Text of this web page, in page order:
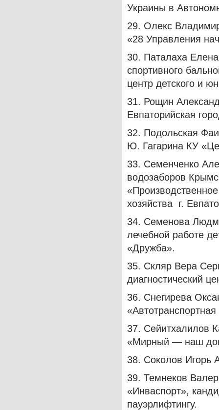
Украины в
29. Олекс
«28 Управления
30. Паталаха
спортивного
центр детского и
31. Рощин
Евпаторийская
32. Подольская
Ю. Гагарина КУ
33. Семенченко
водозаборов
хозяйства г.
34. Семенова
лечебной работе
«Дружба».
35. Скляр Вера
диагностический
36. Снегирева
37. Сейитхалилов
«Мирный — наш
38. Соколов Игорь
39. Темнеков
«Инваспорт»,
пауэрлифтингу.